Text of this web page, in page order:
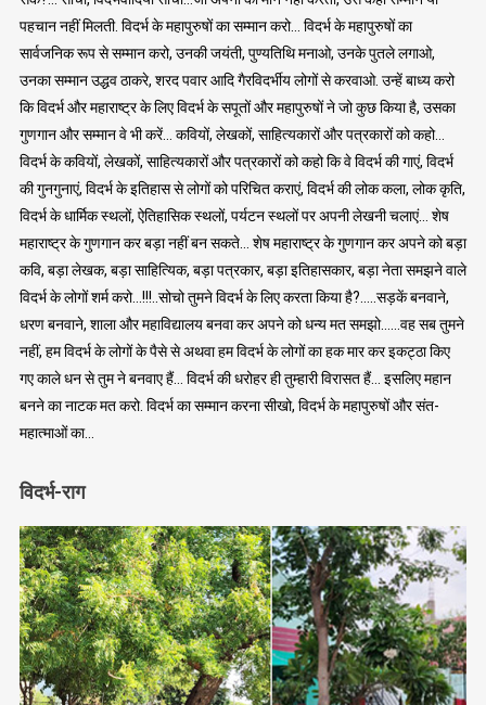
पहचान नहीं मिलती. विदर्भ के महापुरुषों का सम्मान करो… विदर्भ के महापुरुषों का
सार्वजनिक रूप से सम्मान करो, उनकी जयंती, पुण्यतिथि मनाओ, उनके पुतले लगाओ,
उनका सम्मान उद्धव ठाकरे, शरद पवार आदि गैरविदर्भीय लोगों से करवाओ. उन्हें बाध्य करो
कि विदर्भ और महाराष्ट्र के लिए विदर्भ के सपूतों और महापुरुषों ने जो कुछ किया है, उसका
गुणगान और सम्मान वे भी करें… कवियों, लेखकों, साहित्यकारों और पत्रकारों को कहो…
विदर्भ के कवियों, लेखकों, साहित्यकारों और पत्रकारों को कहो कि वे विदर्भ की गाएं, विदर्भ
की गुनगुनाएं, विदर्भ के इतिहास से लोगों को परिचित कराएं, विदर्भ की लोक कला, लोक कृति,
विदर्भ के धार्मिक स्थलों, ऐतिहासिक स्थलों, पर्यटन स्थलों पर अपनी लेखनी चलाएं… शेष
महाराष्ट्र के गुणगान कर बड़ा नहीं बन सकते… शेष महाराष्ट्र के गुणगान कर अपने को बड़ा
कवि, बड़ा लेखक, बड़ा साहित्यिक, बड़ा पत्रकार, बड़ा इतिहासकार, बड़ा नेता समझने वाले
विदर्भ के लोगों शर्म करो…!!!..सोचो तुमने विदर्भ के लिए करता किया है?…..सड़कें बनवाने,
धरण बनवाने, शाला और महाविद्यालय बनवा कर अपने को धन्य मत समझो……वह सब तुमने
नहीं, हम विदर्भ के लोगों के पैसे से अथवा हम विदर्भ के लोगों का हक मार कर इकट्ठा किए
गए काले धन से तुम ने बनवाए हैं… विदर्भ की धरोहर ही तुम्हारी विरासत हैं… इसलिए महान
बनने का नाटक मत करो. विदर्भ का सम्मान करना सीखो, विदर्भ के महापुरुषों और संत-
महात्माओं का…
विदर्भ-राग